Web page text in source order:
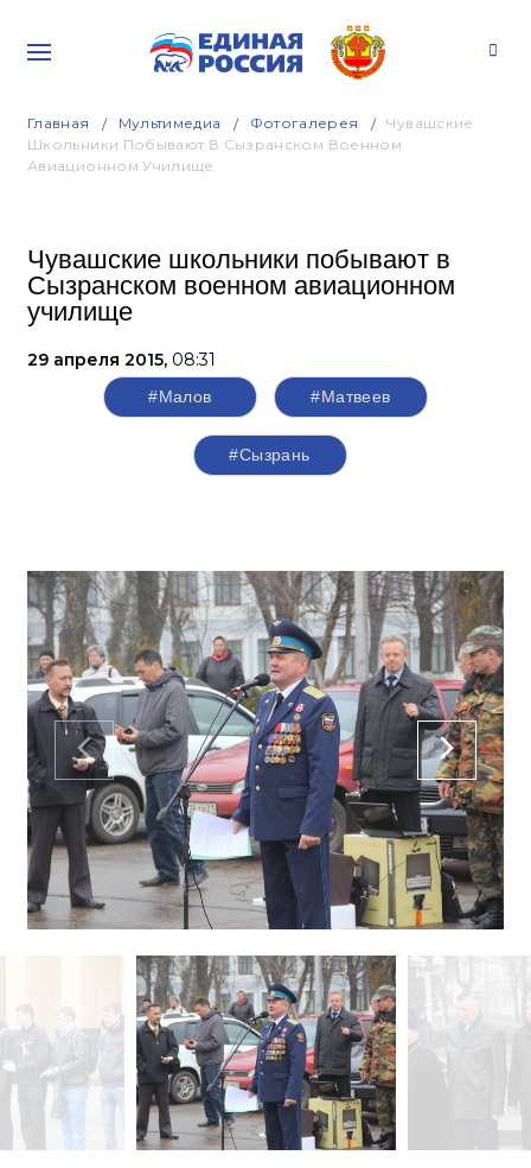
Главная Мультимедиа Фотогалерея
Чувашские
Школьники Побывают В Сызранском Военном
Авиационном Училище
Чувашские школьники побывают в
Сызранском военном авиационном
училище
29 апреля 2015, 08:31
#Малов #Матвеев
#Сызрань